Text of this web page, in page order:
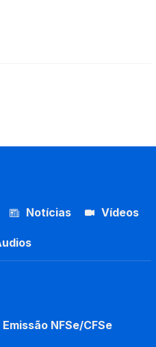
Notícias Vídeos
Emissão NFSe/CFSe